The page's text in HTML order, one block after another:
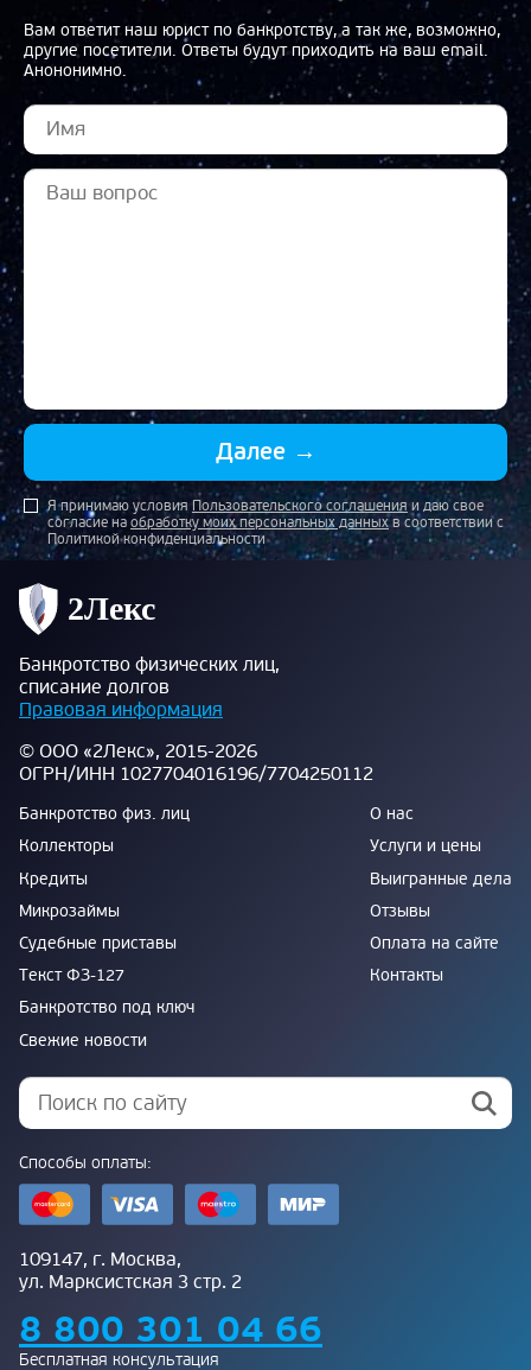
Вам ответит наш юрист по банкротству, а так же, возможно,
другие посетители. Ответы будут приходить на ваш email.
Анононимно.
Далее →
Я принимаю условия Пользовательского соглашенияи даю свое
согласие на обработку моих персональных данныхв соответствии с
Политикой конфиденциальности
Банкротство физических лиц,
списание долгов
Правовая информация
© ООО «2Лекс», 2015-2026
ОГРН/ИНН 1027704016196/7704250112
Банкротство физ. лиц
Коллекторы
Кредиты
Микрозаймы
Судебные приставы
Текст ФЗ-127
Банкротство под ключ
Свежие новости
О нас
Услуги и цены
Выигранные дела
Отзывы
Оплата на сайте
Контакты
Способы оплаты:
109147, г. Москва,
ул. Марксистская 3 стр. 2
8 800 301 04 66
Бесплатная консультация